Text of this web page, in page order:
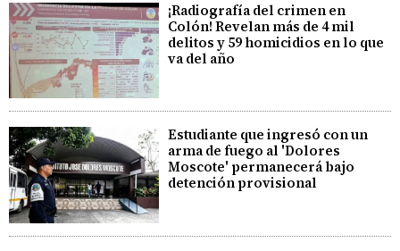
¡Radiografía del crimen en
Colón! Revelan más de 4 mil
delitos y 59 homicidios en lo que
va del año
Estudiante que ingresó con un
arma de fuego al 'Dolores
Moscote' permanecerá bajo
detención provisional